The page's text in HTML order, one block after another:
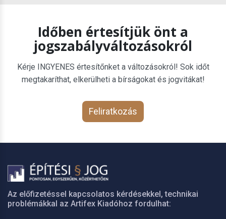
Időben értesítjük önt a
jogszabályváltozásokról
Kérje INGYENES értesítőnket a változásokról! Sok időt
megtakaríthat, elkerülheti a bírságokat és jogvitákat!
Feliratkozás
Az előfizetéssel kapcsolatos kérdésekkel, technikai
problémákkal az Artifex Kiadóhoz fordulhat: